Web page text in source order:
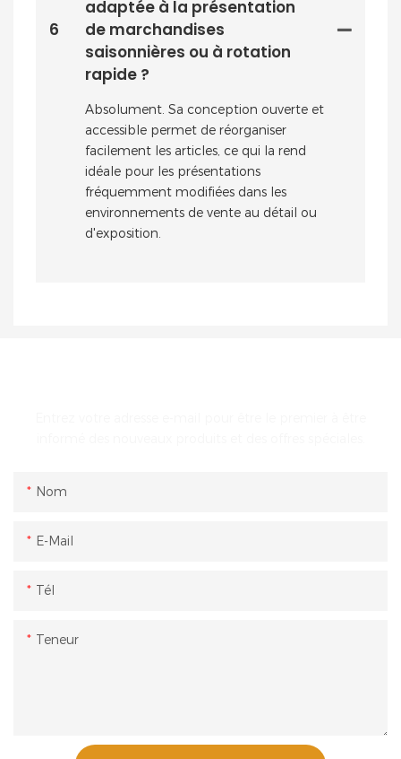
6
adaptée à la présentation
de marchandises
saisonnières ou à rotation
rapide ?
Absolument. Sa conception ouverte et
accessible permet de réorganiser
facilement les articles, ce qui la rend
idéale pour les présentations
fréquemment modifiées dans les
environnements de vente au détail ou
d'exposition.
Nom
E-Mail
Tél
Teneur